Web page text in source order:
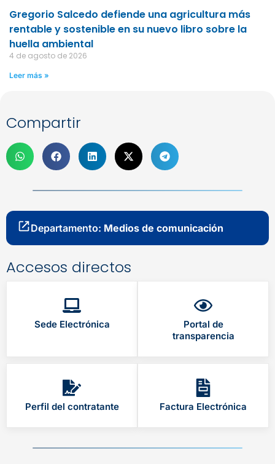
Gregorio Salcedo defiende una agricultura más
rentable y sostenible en su nuevo libro sobre la
huella ambiental
4 de agosto de 2026
Leer más »
Compartir
Departamento: Medios de comunicación
Accesos directos
Sede Electrónica
Portal de
transparencia
Perfil del contratante Factura Electrónica